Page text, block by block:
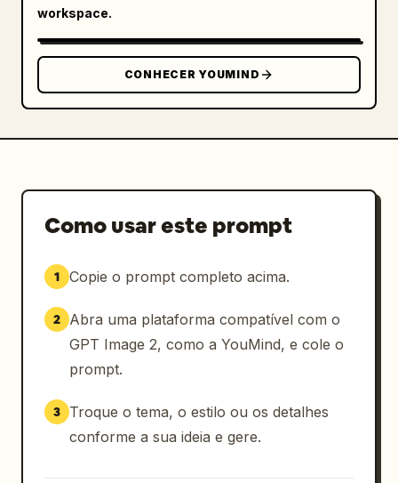
experimental gratuita ->"
workspace.
CONHECER YOUMIND
Como usar este prompt
1 Copie o prompt completo acima.
2
Abra uma plataforma compatível com o
GPT Image 2, como a YouMind, e cole o
prompt.
3
Troque o tema, o estilo ou os detalhes
conforme a sua ideia e gere.